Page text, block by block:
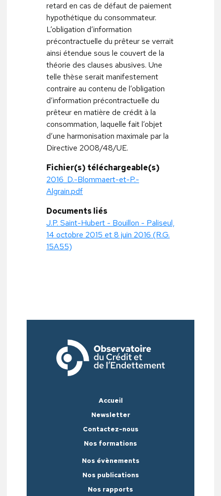
retard en cas de défaut de paiement
hypothétique du consommateur.
L’obligation d’information
précontractuelle du prêteur se verrait
ainsi étendue sous le couvert de la
théorie des clauses abusives. Une
telle thèse serait manifestement
contraire au contenu de l’obligation
d’information précontractuelle du
prêteur en matière de crédit à la
consommation, laquelle fait l’objet
d’une harmonisation maximale par la
Directive 2008/48/UE.
Fichier(s) téléchargeable(s)
2016_D.-Blommaert-et-P.-
Algrain.pdf
Documents liés
J.P. Saint-Hubert - Bouillon - Paliseul,
14 octobre 2015 et 8 juin 2016 (R.G.
15A55)
Accueil
Newsletter
Contactez-nous
Nos formations
Nos évènements
Nos publications
Nos rapports